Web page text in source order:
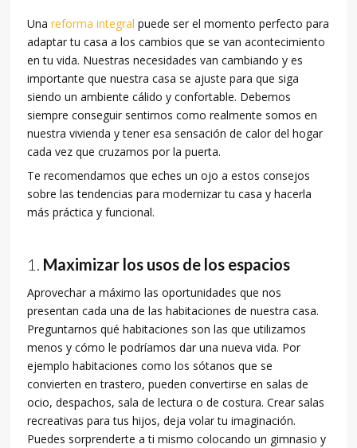
Unareforma integral puede ser el momento perfecto para
adaptar tu casa a los cambios que se van acontecimiento
en tu vida. Nuestras necesidades van cambiando y es
importante que nuestra casa se ajuste para que siga
siendo un ambiente cálido y confortable. Debemos
siempre conseguir sentirnos como realmente somos en
nuestra vivienda y tener esa sensación de calor del hogar
cada vez que cruzamos por la puerta.
Te recomendamos que eches un ojo a estos consejos
sobre las tendencias para modernizar tu casa y hacerla
más práctica y funcional.
Maximizar los usos de los espacios
Aprovechar a máximo las oportunidades que nos
presentan cada una de las habitaciones de nuestra casa.
Preguntarnos qué habitaciones son las que utilizamos
menos y cómo le podríamos dar una nueva vida. Por
ejemplo habitaciones como los sótanos que se
convierten en trastero, pueden convertirse en salas de
ocio, despachos, sala de lectura o de costura. Crear salas
recreativas para tus hijos, deja volar tu imaginación.
Puedes sorprenderte a ti mismo colocando un gimnasio y